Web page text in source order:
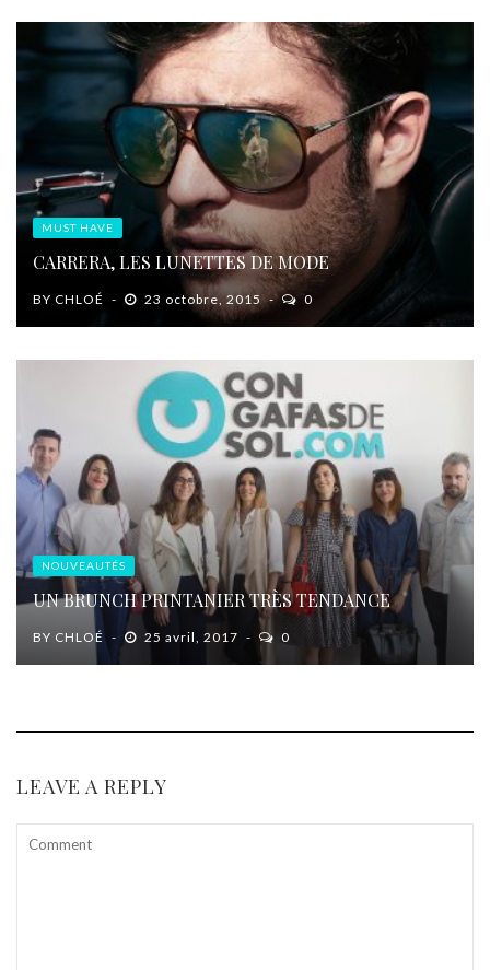
MUST HAVE
CARRERA, LES LUNETTES DE MODE
BY CHLOÉ 23 octobre, 2015 0
NOUVEAUTÉS
UN BRUNCH PRINTANIER TRÈS TENDANCE
BY CHLOÉ 25 avril, 2017 0
LEAVE A REPLY